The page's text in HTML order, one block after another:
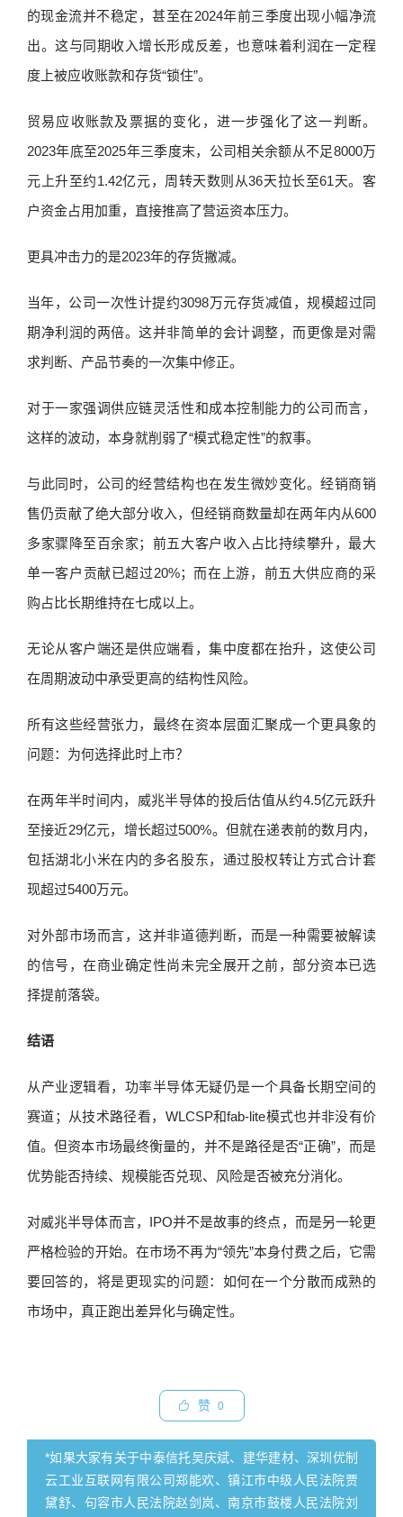
的现金流并不稳定，甚至在2024年前三季度出现小幅净流
出。这与同期收入增长形成反差，也意味着利润在一定程
度上被应收账款和存货“锁住”。
贸易应收账款及票据的变化，进一步强化了这一判断。
2023年底至2025年三季度末，公司相关余额从不足8000万
元上升至约1.42亿元，周转天数则从36天拉长至61天。客
户资金占用加重，直接推高了营运资本压力。
更具冲击力的是2023年的存货撇减。
当年，公司一次性计提约3098万元存货减值，规模超过同
期净利润的两倍。这并非简单的会计调整，而更像是对需
求判断、产品节奏的一次集中修正。
对于一家强调供应链灵活性和成本控制能力的公司而言，
这样的波动，本身就削弱了“模式稳定性”的叙事。
与此同时，公司的经营结构也在发生微妙变化。经销商销
售仍贡献了绝大部分收入，但经销商数量却在两年内从600
多家骤降至百余家；前五大客户收入占比持续攀升，最大
单一客户贡献已超过20%；而在上游，前五大供应商的采
购占比长期维持在七成以上。
无论从客户端还是供应端看，集中度都在抬升，这使公司
在周期波动中承受更高的结构性风险。
所有这些经营张力，最终在资本层面汇聚成一个更具象的
问题：为何选择此时上市？
在两年半时间内，威兆半导体的投后估值从约4.5亿元跃升
至接近29亿元，增长超过500%。但就在递表前的数月内，
包括湖北小米在内的多名股东，通过股权转让方式合计套
现超过5400万元。
对外部市场而言，这并非道德判断，而是一种需要被解读
的信号，在商业确定性尚未完全展开之前，部分资本已选
择提前落袋。
结语
从产业逻辑看，功率半导体无疑仍是一个具备长期空间的
赛道；从技术路径看，WLCSP和fab-lite模式也并非没有价
值。但资本市场最终衡量的，并不是路径是否“正确”，而是
优势能否持续、规模能否兑现、风险是否被充分消化。
对威兆半导体而言，IPO并不是故事的终点，而是另一轮更
严格检验的开始。在市场不再为“领先”本身付费之后，它需
要回答的，将是更现实的问题：如何在一个分散而成熟的
市场中，真正跑出差异化与确定性。
赞 0
*如果大家有关于中泰信托吴庆斌、建华建材、深圳优制
云工业互联网有限公司郑能欢、镇江市中级人民法院贾
黛舒、句容市人民法院赵剑岚、南京市鼓楼人民法院刘